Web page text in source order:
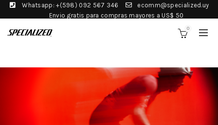
Whatsapp: +(598) 092 567 346
ecomm@specialized.uy
Envio gratis para compras mayores a US$ 50
0